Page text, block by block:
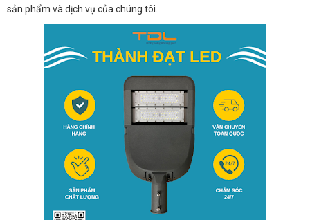
sản phẩm và dịch vụ của chúng tôi.